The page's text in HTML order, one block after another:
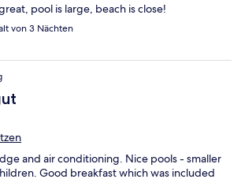
pool is large, beach is close!
von 3 Nächten
and air conditioning. Nice pools - smaller
Good breakfast which was included